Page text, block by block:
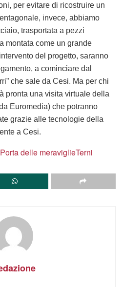
per evitare di ricostruire un
invece, abbiamo
trasportata a pezzi
montata come un grande
del progetto, saranno
a cominciare dal
che sale da Cesi. Ma per chi
pronta una visita virtuale della
Euromedia) che potranno
grazie alle tecnologie della
a Cesi.
Porta delle meraviglieTerni